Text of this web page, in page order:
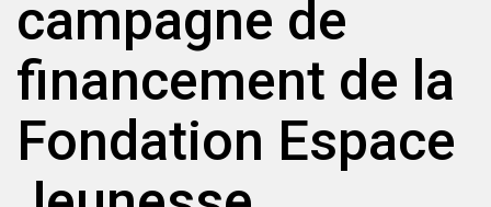
campagne de
financement de la
Fondation Espace